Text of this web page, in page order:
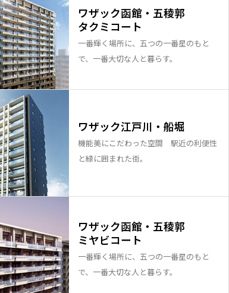
ワザック函館・五稜郭
タクミコート
一番輝く場所に、五つの一番星のもと
で、一番大切な人と暮らす。
ワザック江戸川・船堀
機能美にこだわった空間 駅近の利便性
と緑に囲まれた街。
ワザック函館・五稜郭
ミヤビコート
一番輝く場所に、五つの一番星のもと
で、一番大切な人と暮らす。